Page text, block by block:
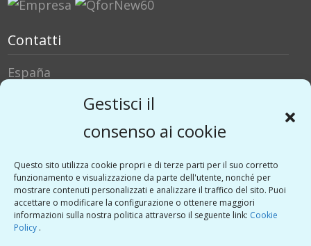
Gestisci il
consenso ai cookie
Questo sito utilizza cookie propri e di terze parti per il suo corretto
funzionamento e visualizzazione da parte dell'utente, nonché per
mostrare contenuti personalizzati e analizzare il traffico del sito. Puoi
accettare o modificare la configurazione o ottenere maggiori
informazioni sulla nostra politica attraverso il seguente link: Cookie
Policy .
Contatti
España
Social Media
Twitter
Linkedin
Vimeo